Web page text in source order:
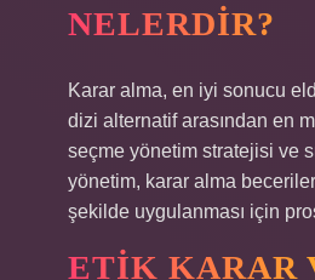
NELERDIR?
Karar alma, en iyi sonucu
dizi alternatif arasından en
seçme yönetim stratejisi ve
yönetim, karar alma
şekilde uygulanması için
ETIK KARAR